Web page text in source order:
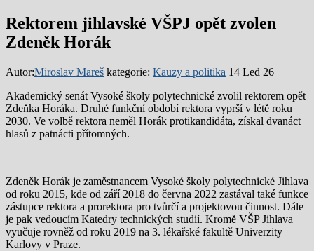
Rektorem jihlavské VŠPJ opět zvolen
Zdeněk Horák
Autor:Miroslav Mareš kategorie: Kauzy a politika 14 Led 26
Akademický senát Vysoké školy polytechnické zvolil rektorem opět
Zdeňka Horáka. Druhé funkční období rektora vyprší v létě roku
2030. Ve volbě rektora neměl Horák protikandidáta, získal dvanáct
hlasů z patnácti přítomných.
Zdeněk Horák je zaměstnancem Vysoké školy polytechnické Jihlava
od roku 2015, kde od září 2018 do června 2022 zastával také funkce
zástupce rektora a prorektora pro tvůrčí a projektovou činnost. Dále
je pak vedoucím Katedry technických studií. Kromě VŠP Jihlava
vyučuje rovněž od roku 2019 na 3. lékařské fakultě Univerzity
Karlovy v Praze.